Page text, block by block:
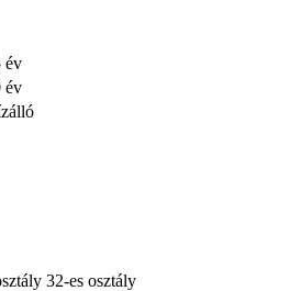
év
év
32-es osztály